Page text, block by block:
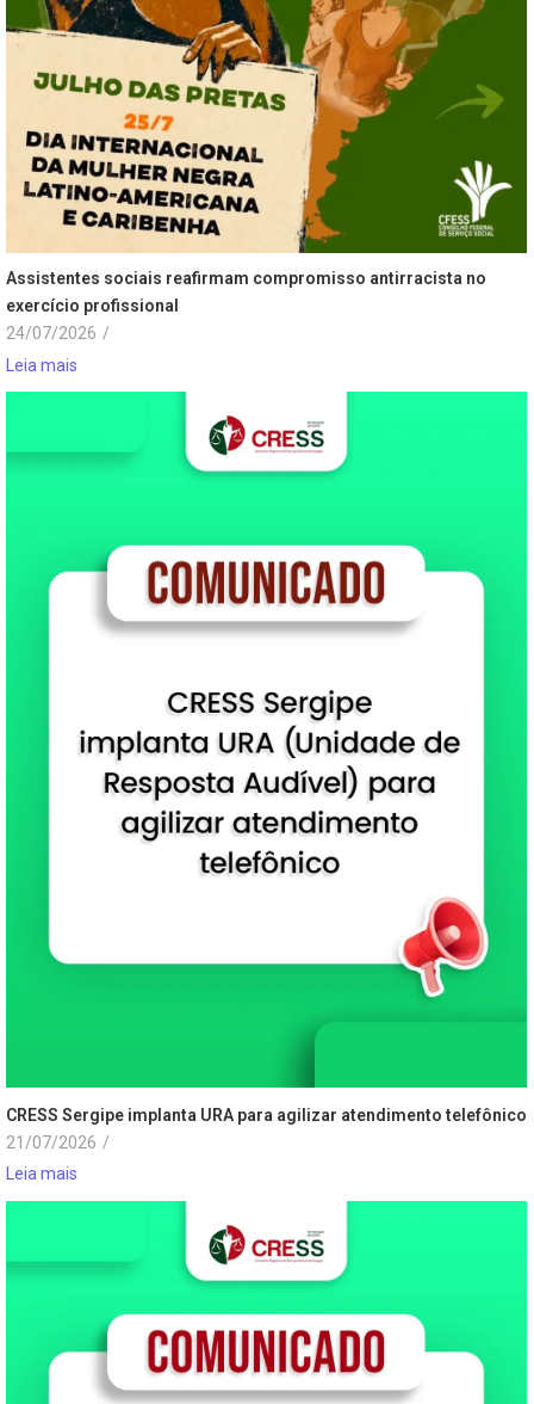
Assistentes sociais reafirmam compromisso antirracista no
exercício profissional
24/07/2026 /
Leia mais
CRESS Sergipe implanta URA para agilizar atendimento telefônico
21/07/2026 /
Leia mais